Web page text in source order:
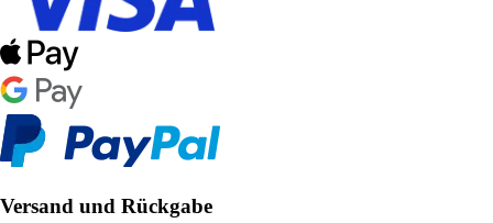
Versand und Rückgabe